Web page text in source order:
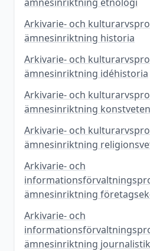
Arkivarie- och
ämnesinriktning historia
Arkivarie- och
ämnesinriktning idéhistoria
Arkivarie- och
ämnesinriktning
Arkivarie- och
ämnesinriktning
Arkivarie- och
ämnesinriktning
Arkivarie- och
ämnesinriktning journalistik